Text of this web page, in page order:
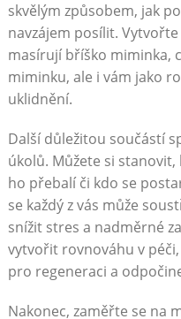
skvělým způsobem, jak
navzájem posílit.
masírují bříško miminka,
miminku, ale i vám jako
uklidnění.
Další důležitou součástí
úkolů. Můžete si
ho přebalí či kdo se
se každý z vás může
snížit stres a nadměrné
vytvořit rovnováhu v
pro regeneraci a
Nakonec, zaměřte se na